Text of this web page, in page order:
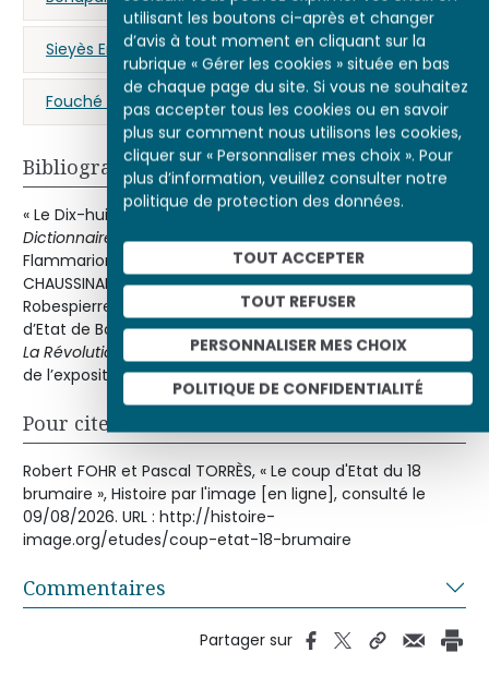
utilisant les boutons ci-après et changer
d’avis à tout moment en cliquant sur la
rubrique « Gérer les cookies » située en bas
de chaque page du site. Si vous ne souhaitez
pas accepter tous les cookies ou en savoir
plus sur comment nous utilisons les cookies,
cliquer sur « Personnaliser mes choix ». Pour
plus d’information, veuillez consulter notre
politique de protection des données.
TOUT ACCEPTER
TOUT REFUSER
PERSONNALISER MES CHOIX
POLITIQUE DE CONFIDENTIALITÉ
Sieyès Emmanuel-Joseph (abbé) coup d’État
Fouché (Joseph)
Bibliographie
« Le Dix-huit Brumaire » in François FURET et Mona OZOUF,
Dictionnaire critique de la Révolution françaiseParis,
Flammarion, 1988, rééd.coll.« Champs », 1992.Guy
CHAUSSINAND-NOGARET « L'irrésistible ascension d'un
Robespierre botté »in
L’Histoiren° 124 Collectif « Le coup
d’Etat de Bonaparte »Dossier deL’Histoiren° 237 Collectif
La Révolution française et l’Europe 1789-1799, catalogue
de l’expositionParis, RMN, 1989.
Pour citer cet article
Robert FOHR et Pascal TORRÈS, « Le coup d'Etat du 18
brumaire », Histoire par l'image [en ligne], consulté le
09/08/2026. URL : http://histoire-
image.org/etudes/coup-etat-18-brumaire
Commentaires
Partager sur